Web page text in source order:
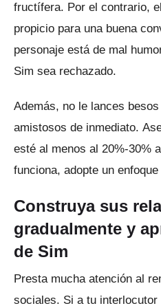
fructífera. Por el contrario,
propicio para una buena
personaje está de mal
Sim sea rechazado.
Además, no le lances
amistosos de inmediato.
esté al menos al 20%-30%
funciona, adopte un
Construya sus
gradualmente y
de Sim
Presta mucha atención al
sociales. Si a tu